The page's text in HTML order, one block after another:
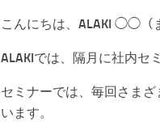
こんにちは、ALAKI ◯◯（
ALAKIでは、隔月に社内セ
セミナーでは、毎回さま
います。